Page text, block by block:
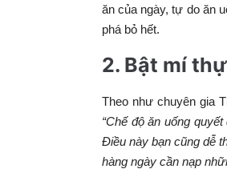
ăn của ngày, tự do ăn
phá bỏ hết.
2. Bật mí
Theo như chuyên gia
“Chế độ ăn uống
Điều này bạn cũng dễ
hàng ngày cần nạp